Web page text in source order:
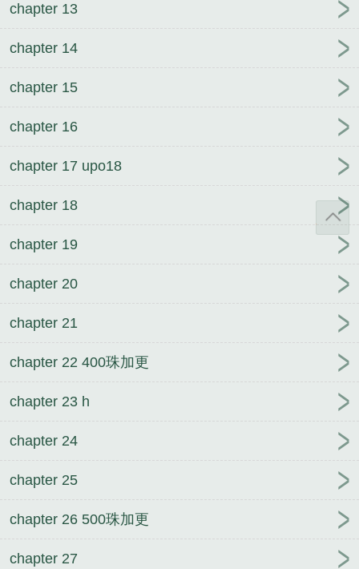
chapter 13
chapter 14
chapter 15
chapter 16
chapter 17 upo18
chapter 18
chapter 19
chapter 20
chapter 21
chapter 22 400珠加更
chapter 23 h
chapter 24
chapter 25
chapter 26 500珠加更
chapter 27